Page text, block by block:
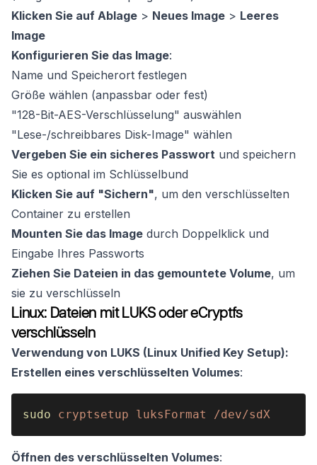
Klicken Sie auf Ablage > Neues Image > Leeres
Image
Konfigurieren Sie das Image:
Name und Speicherort festlegen
Größe wählen (anpassbar oder fest)
"128-Bit-AES-Verschlüsselung" auswählen
"Lese-/schreibbares Disk-Image" wählen
Vergeben Sie ein sicheres Passwort und speichern
Sie es optional im Schlüsselbund
Klicken Sie auf "Sichern", um den verschlüsselten
Container zu erstellen
Mounten Sie das Image durch Doppelklick und
Eingabe Ihres Passworts
Ziehen Sie Dateien in das gemountete Volume, um
sie zu verschlüsseln
Linux: Dateien mit LUKS oder eCryptfs
verschlüsseln
Verwendung von LUKS (Linux Unified Key Setup):
Erstellen eines verschlüsselten Volumes:
sudo cryptsetup luksFormat /dev/sdX
Öffnen des verschlüsselten Volumes: